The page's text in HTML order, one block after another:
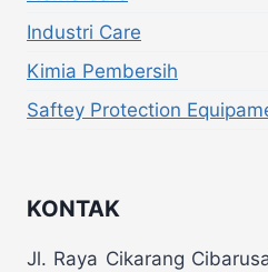
Industri Care
Kimia Pembersih
Saftey Protection
KONTAK
Jl. Raya Cikarang